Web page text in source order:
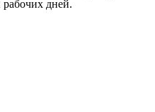
рабочих дней.